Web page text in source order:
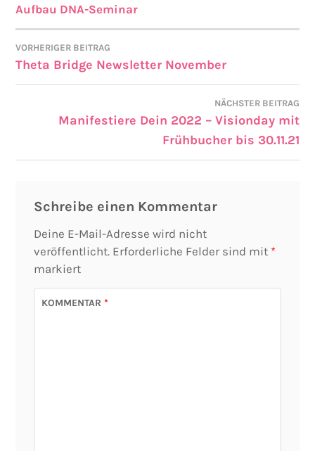
Aufbau DNA-Seminar
VORHERIGER BEITRAG
Theta Bridge Newsletter November
NÄCHSTER BEITRAG
Manifestiere Dein 2022 – Visionday mit
Frühbucher bis 30.11.21
Schreibe einen Kommentar
Deine E-Mail-Adresse wird nicht
veröffentlicht. Erforderliche Felder sind mit *
markiert
KOMMENTAR *